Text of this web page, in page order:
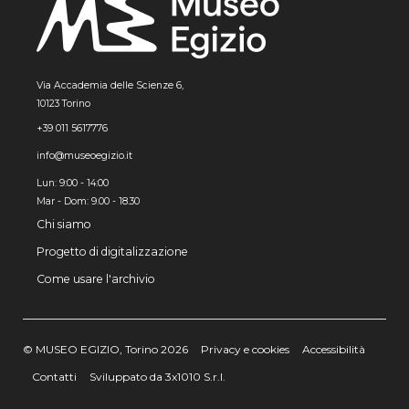
Via Accademia delle Scienze 6,
10123 Torino
+39 011 5617776
info@museoegizio.it
Lun: 9:00 - 14:00
Mar - Dom: 9.00 - 18.30
Chi siamo
Progetto di digitalizzazione
Come usare l'archivio
© MUSEO EGIZIO, Torino 2026 Privacy e cookies
Accessibilità
Contatti
Sviluppato da 3x1010 S.r.l.